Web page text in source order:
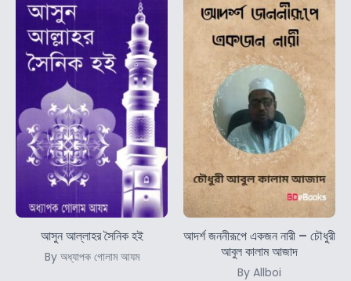
আসুন আল্লাহর সৈনিক হই
By অধ্যাপক গোলাম আযম
আদর্শ জননীরূপে একজন নারী – চৌধুরী
আবুল কালাম আজাদ
By Allboi